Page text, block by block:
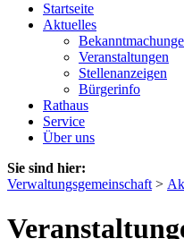
Startseite
Aktuelles
Veranstaltungen
Stellenanzeigen
Bürgerinfo
Rathaus
Service
Über uns
Sie sind hier:
Verwaltungsgemeinschaft >